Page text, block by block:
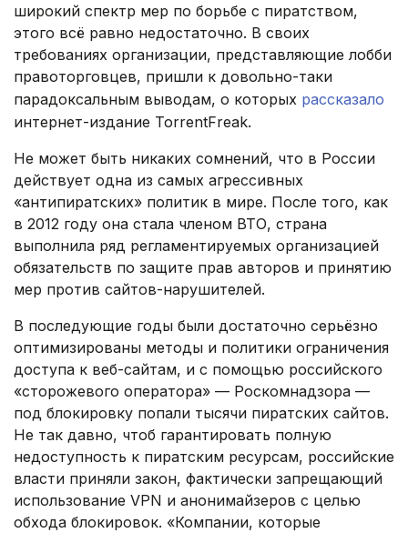
широкий спектр мер по борьбе с пиратством,
этого всё равно недостаточно. В своих
требованиях организации, представляющие лобби
правоторговцев, пришли к довольно-таки
парадоксальным выводам, о которых рассказало
интернет-издание TorrentFreak.
Не может быть никаких сомнений, что в России
действует одна из самых агрессивных
«антипиратских» политик в мире. После того, как
в 2012 году она стала членом ВТО, страна
выполнила ряд регламентируемых организацией
обязательств по защите прав авторов и принятию
мер против сайтов-нарушителей.
В последующие годы были достаточно серьёзно
оптимизированы методы и политики ограничения
доступа к веб-сайтам, и с помощью российского
«сторожевого оператора» — Роскомнадзора —
под блокировку попали тысячи пиратских сайтов.
Не так давно, чтоб гарантировать полную
недоступность к пиратским ресурсам, российские
власти приняли закон, фактически запрещающий
использование VPN и анонимайзеров с целью
обхода блокировок. «Компании, которые